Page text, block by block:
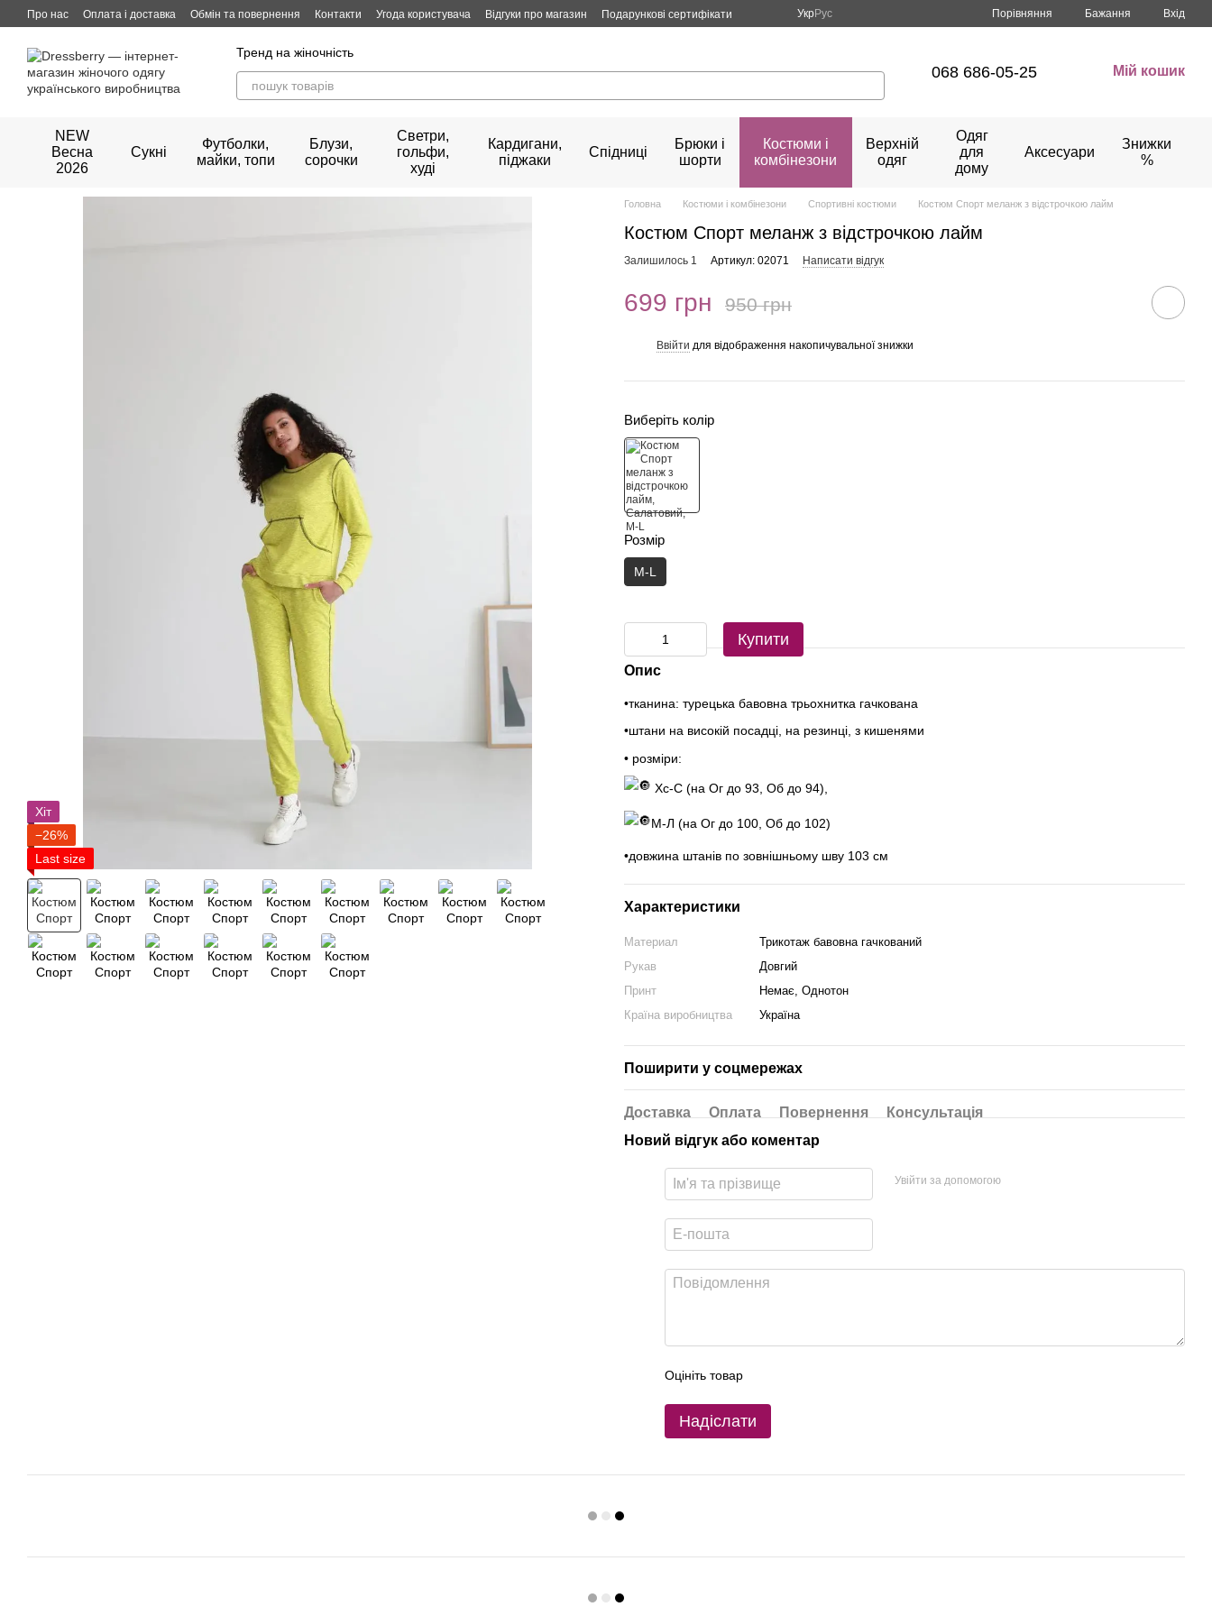
Перейти до основного контенту
Про нас Оплата і доставка Обмін та повернення Контакти Угода користувача Відгуки про магазин Подарункові сертифікати УкрРус Порівняння Бажання Вхід
Тренд на жіночність
068 686-05-25 Мій кошик
NEW
Весна
2026
Сукні
Футболки,
майки, топи
Блузи,
сорочки
Светри,
гольфи,
худі
Кардигани,
піджаки
Спідниці
Брюки і
шорти
Костюми і
комбінезони
Верхній
одяг
Одяг
для
дому
Аксесуари
Знижки
%
Хіт
−26%
Last size
Головна Костюми і комбінезони Спортивні костюми Костюм Спорт меланж з відстрочкою лайм
Костюм Спорт меланж з відстрочкою лайм
Залишилось 1 Артикул: 02071 Написати відгук
699 грн 950 грн
Ввійти для відображення накопичувальної знижки
Виберіть колір
Розмір
M-L
Купити
Опис
•тканина: турецька бавовна трьохнитка гачкована
•штани на високій посадці, на резинці, з кишенями
• розміри:
Хс-С (на Ог до 93, Об до 94),
М-Л (на Ог до 100, Об до 102)
•довжина штанів по зовнішньому шву 103 см
Характеристики
Материал
Трикотаж бавовна гачкований
Рукав
Довгий
Принт
Немає, Однотон
Країна виробництва
Україна
Поширити у соцмережах
Доставка Оплата Повернення
Консультація
Новий відгук або коментар
Увійти за допомогою
Оцініть товар
Надіслати